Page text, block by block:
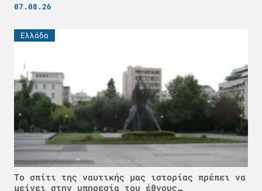
07.08.26
Ελλάδα
Το σπίτι της ναυτικής μας ιστορίας πρέπει να
μείνει στην υπηρεσία του έθνους…